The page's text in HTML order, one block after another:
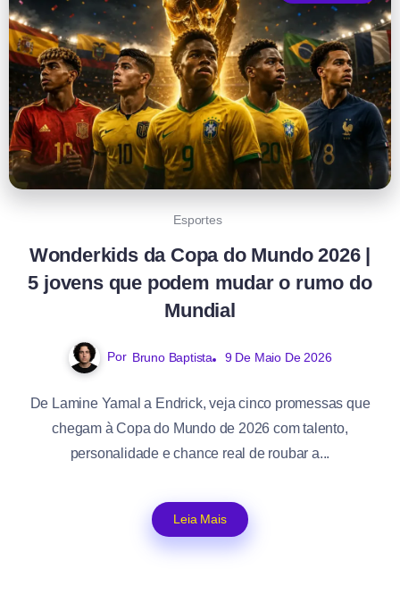
Esportes
Wonderkids da Copa do Mundo 2026 |
5 jovens que podem mudar o rumo do
Mundial
Por Bruno Baptista 9 De Maio De 2026
De Lamine Yamal a Endrick, veja cinco promessas que
chegam à Copa do Mundo de 2026 com talento,
personalidade e chance real de roubar a...
Leia Mais